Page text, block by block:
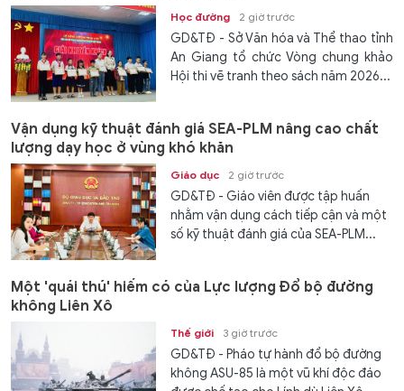
Học đường 2 giờ trước
GD&TĐ - Sở Văn hóa và Thể thao tỉnh
An Giang tổ chức Vòng chung khảo
Hội thi vẽ tranh theo sách năm 2026...
Vận dụng kỹ thuật đánh giá SEA-PLM nâng cao chất
lượng dạy học ở vùng khó khăn
Giáo dục 2 giờ trước
GD&TĐ - Giáo viên được tập huấn
nhằm vận dụng cách tiếp cận và một
số kỹ thuật đánh giá của SEA-PLM...
Một 'quái thú' hiếm có của Lực lượng Đổ bộ đường
không Liên Xô
Thế giới 3 giờ trước
GD&TĐ - Pháo tự hành đổ bộ đường
không ASU-85 là một vũ khí độc đáo